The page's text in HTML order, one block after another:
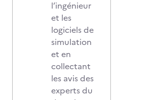
l’ingénieur
et les
logiciels de
simulation
et en
collectant
les avis des
experts du